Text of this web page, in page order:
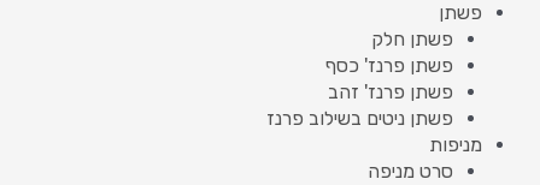
פשתן
פשתן חלק
פשתן פרנז' כסף
פשתן פרנז' זהב
פשתן ניטים בשילוב פרנז
מניפות
סרט מניפה